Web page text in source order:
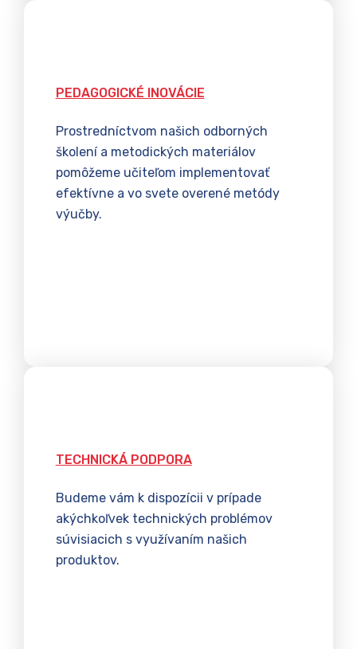
PEDAGOGICKÉ INOVÁCIE
Prostredníctvom našich odborných
školení a metodických materiálov
pomôžeme učiteľom implementovať
efektívne a vo svete overené metódy
výučby.
TECHNICKÁ PODPORA
Budeme vám k dispozícii v prípade
akýchkoľvek technických problémov
súvisiacich s využívaním našich
produktov.